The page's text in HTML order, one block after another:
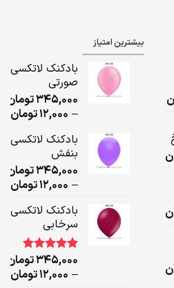
بیشترین امتیاز
بادکنک لاتکسی
صورتی
345,000تومان
–
12,000تومان
بادکنک لاتکسی
بنفش
345,000تومان
–
12,000تومان
بادکنک لاتکسی
سرخابی
امتیاز5.00
1
مشتری
345,000تومان
–
12,000تومان